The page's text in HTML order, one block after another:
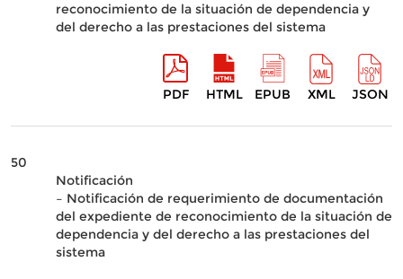
reconocimiento de la situación de dependencia y
del derecho a las prestaciones del sistema
PDF HTML EPUB XML JSON
50
Notificación
– Notificación de requerimiento de documentación
del expediente de reconocimiento de la situación de
dependencia y del derecho a las prestaciones del
sistema